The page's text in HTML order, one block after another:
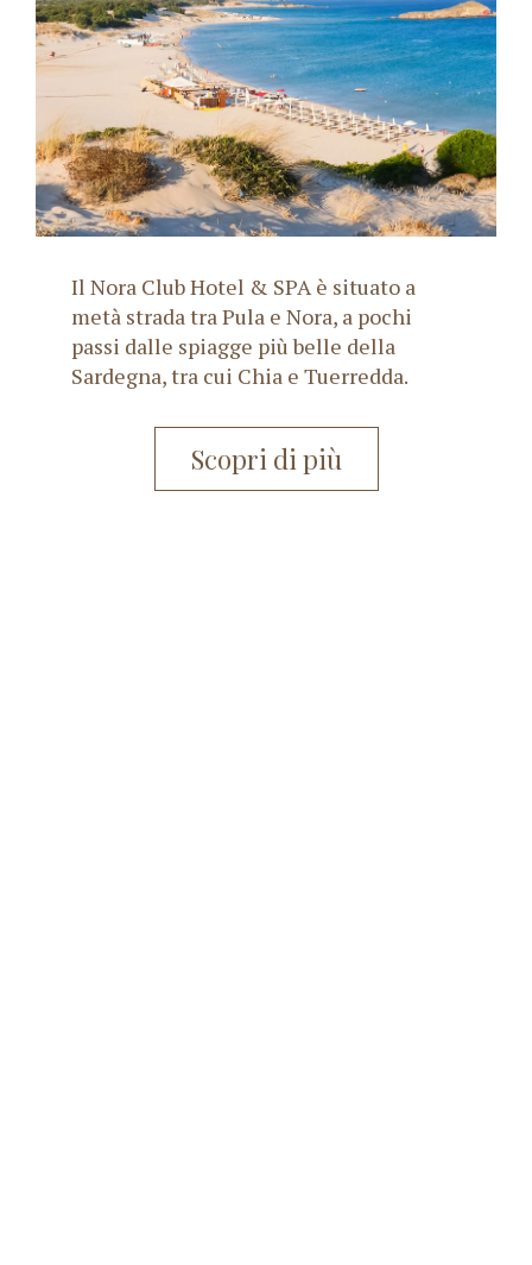
Il Nora Club Hotel & SPA è situato a
metà strada tra Pula e Nora, a pochi
passi dalle spiagge più belle della
Sardegna, tra cui Chia e Tuerredda.
Scopri di più